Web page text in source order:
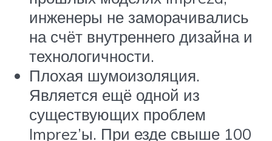
инженеры не заморачивались
на счёт внутреннего дизайна и
технологичности.
Плохая шумоизоляция.
Является ещё одной из
существующих проблем
Imprez’ы. При езде свыше 100